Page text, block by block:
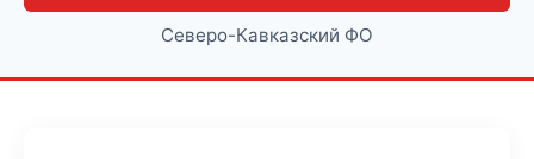
Северо-Кавказский ФО